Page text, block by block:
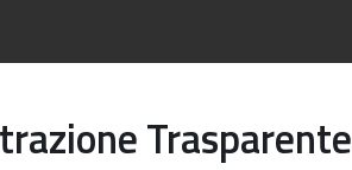
Trasparente